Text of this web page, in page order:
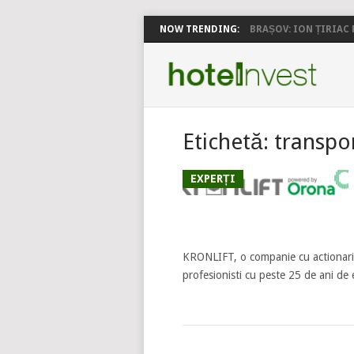
NOW TRENDING: BRAȘOV: ION ȚIRIAC
Etichetă:
EXPERȚI
KRONLIFT, o companie cu
profesionisti cu peste 25 de ani